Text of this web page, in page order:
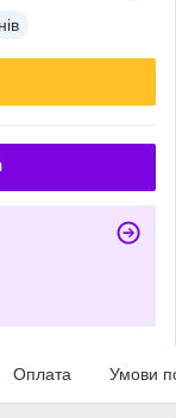
Оплата Умови